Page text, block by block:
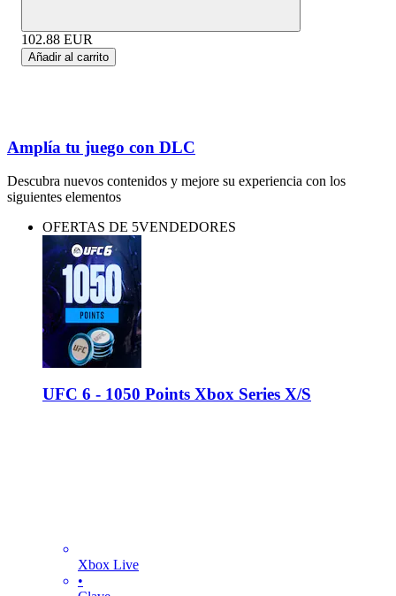
102.88 EUR
Añadir al carrito
Amplía tu juego con DLC
Descubra nuevos contenidos y mejore su experiencia con los
siguientes elementos
OFERTAS DE 5VENDEDORES
UFC 6 - 1050 Points Xbox Series X/S
Xbox Live
•